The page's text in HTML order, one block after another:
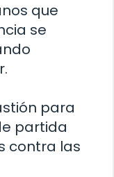
que
se
para
partida
contra las